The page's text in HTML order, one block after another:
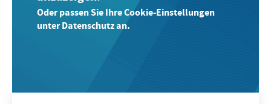
Oder passen Sie Ihre Cookie-Einstellungen
unter Datenschutz an.